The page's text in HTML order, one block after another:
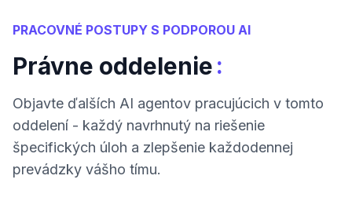
PRACOVNÉ POSTUPY S PODPOROU AI
Právne oddelenie:
Objavte ďalších AI agentov pracujúcich v tomto
oddelení - každý navrhnutý na riešenie
špecifických úloh a zlepšenie každodennej
prevádzky vášho tímu.